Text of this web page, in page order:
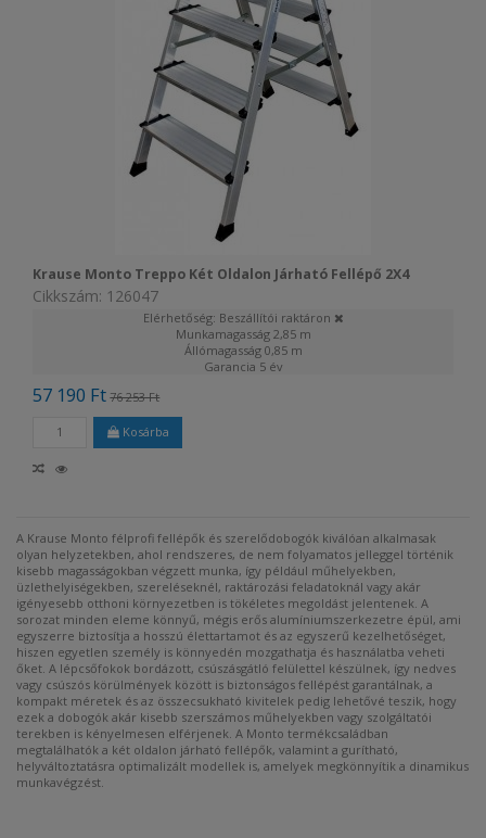
Krause Monto Treppo Két Oldalon Járható Fellépő 2X4
Cikkszám: 126047
Elérhetőség: Beszállítói raktáron
Munkamagasság 2,85 m
Állómagasság 0,85 m
Garancia 5 év
57 190 Ft 76 253 Ft
Kosárba
A Krause Monto félprofi fellépők és szerelődobogók kiválóan alkalmasak
olyan helyzetekben, ahol rendszeres, de nem folyamatos jelleggel történik
kisebb magasságokban végzett munka, így például műhelyekben,
üzlethelyiségekben, szereléseknél, raktározási feladatoknál vagy akár
igényesebb otthoni környezetben is tökéletes megoldást jelentenek. A
sorozat minden eleme könnyű, mégis erős alumíniumszerkezetre épül, ami
egyszerre biztosítja a hosszú élettartamot és az egyszerű kezelhetőséget,
hiszen egyetlen személy is könnyedén mozgathatja és használatba veheti
őket. A lépcsőfokok bordázott, csúszásgátló felülettel készülnek, így nedves
vagy csúszós körülmények között is biztonságos fellépést garantálnak, a
kompakt méretek és az összecsukható kivitelek pedig lehetővé teszik, hogy
ezek a dobogók akár kisebb szerszámos műhelyekben vagy szolgáltatói
terekben is kényelmesen elférjenek. A Monto termékcsaládban
megtalálhatók a két oldalon járható fellépők, valamint a gurítható,
helyváltoztatásra optimalizált modellek is, amelyek megkönnyítik a dinamikus
munkavégzést.